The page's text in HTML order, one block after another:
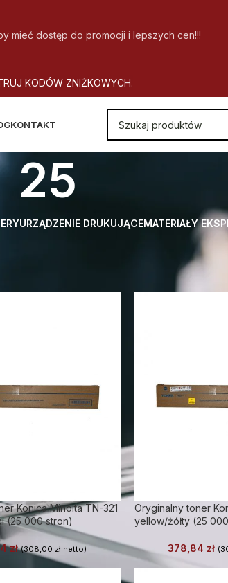
mieć dostęp do promocji i lepszych cen!!!
RUJ KODÓW ZNIŻKOWYCH.
KONTAKT
25
URZĄDZENIE DRUKUJĄCEMATERIAŁY
Konica Minolta TN-321
(25 000 stron)
zł (308,00 zł netto)
Oryginalny toner
yellow/żółty (25
378,84 zł (